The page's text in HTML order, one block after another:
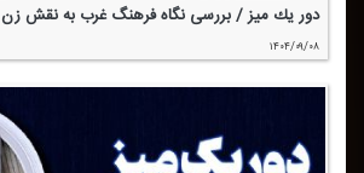
دور یك میز / بررسی نگاه فرهنگ غرب به نقش زن
۱۴۰۴/۰۹/۰۸